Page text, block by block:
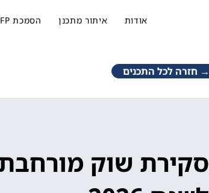
אודות איתור מתכנן הסמכת CFP
→ חזרה לכל התכנים
סקירת שוק